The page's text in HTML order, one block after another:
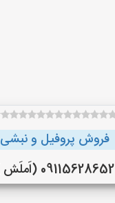
فروش پروفیل و نبشی
09115628652 (اَملَش )